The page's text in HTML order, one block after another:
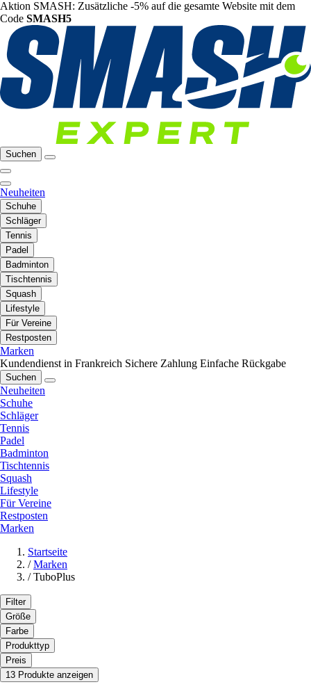
Aktion SMASH: Zusätzliche -5% auf die gesamte Website mit dem
Code SMASH5
Suchen
Neuheiten
Schuhe
Schläger
Tennis
Padel
Badminton
Tischtennis
Squash
Lifestyle
Für Vereine
Restposten
Marken
Kundendienst in Frankreich Sichere Zahlung Einfache Rückgabe
Suchen
Neuheiten
Schuhe
Schläger
Tennis
Padel
Badminton
Tischtennis
Squash
Lifestyle
Für Vereine
Restposten
Marken
Startseite
/ Marken
/ TuboPlus
Filter
Größe
Farbe
Produkttyp
Preis
13 Produkte anzeigen